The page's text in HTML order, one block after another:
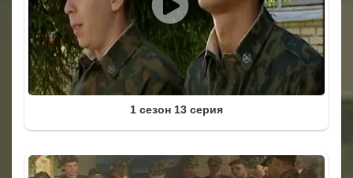
1 сезон 13 серия